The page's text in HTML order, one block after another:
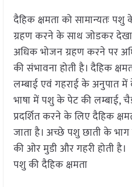
दैहिक क्षमता को सामान्यतः पशु
ग्रहण करने के साथ जोडकर देखा
अधिक भोजन ग्रहण करने पर
की संभावना होती है। दैहिक
लम्बाई एवं गहराई के अनुपात में
भाषा में पशु के पेट की लम्बाई,
प्रदर्शित करने के लिए दैहिक
जाता है। अच्छे पशु छाती के
की ओर मुडी और गहरी होती है।
पशु की दैहिक क्षमता